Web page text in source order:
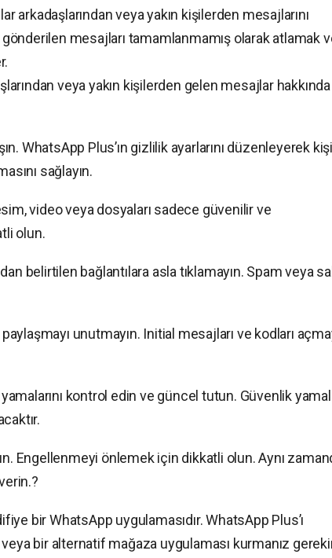
arkadaşlarından veya yakın kişilerden mesajlarını
mesajları tamamlanmamış olarak atlamak
veya yakın kişilerden gelen mesajlar hakkında
WhatsApp Plus’ın gizlilik ayarlarını düzenleyerek
sağlayın.
video veya dosyaları sadece güvenilir ve
olun.
belirtilen bağlantılara asla tıklamayın. Spam veya
unutmayın. Initial mesajları ve kodları
kontrol edin ve güncel tutun. Güvenlik
Engellenmeyi önlemek için dikkatli olun. Aynı
bir WhatsApp uygulamasıdır. WhatsApp Plus’ı
bir alternatif mağaza uygulaması kurmanız